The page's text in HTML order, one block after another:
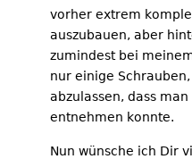
vorher extrem
auszubauen, aber
zumindest bei
nur einige
abzulassen, dass
entnehmen konnte.
Nun wünsche ich Dir